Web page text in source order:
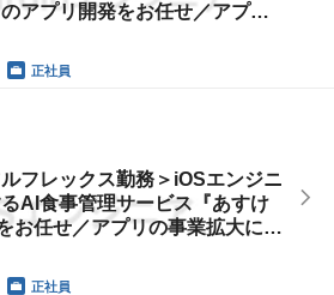
アプリ開発をお任せ／アプリ
開発をリード
正社員
フレックス勤務＞iOSエンジニ
AI食事管理サービス『あすけ
お任せ／アプリの事業拡大に必
正社員